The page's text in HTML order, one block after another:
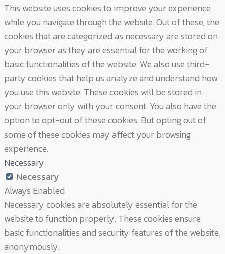
This website uses cookies to improve your experience
while you navigate through the website. Out of these, the
cookies that are categorized as necessary are stored on
your browser as they are essential for the working of
basic functionalities of the website. We also use third-
party cookies that help us analyze and understand how
you use this website. These cookies will be stored in
your browser only with your consent. You also have the
option to opt-out of these cookies. But opting out of
some of these cookies may affect your browsing
experience.
Necessary
Necessary
Always Enabled
Necessary cookies are absolutely essential for the
website to function properly. These cookies ensure
basic functionalities and security features of the website,
anonymously.